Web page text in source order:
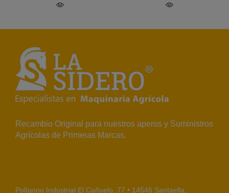
Recambio Original para nuestros aperos y Suministros
Agrícolas de Primeras Marcas.
Polígono Industrial El Cañuelo, 77 • 14546 Santaella,